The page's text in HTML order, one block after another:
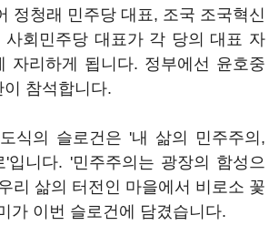
정청래 민주당 대표, 조국 조국혁신
사회민주당 대표가 각 당의 대표 자
자리하게 됩니다. 정부에선 윤호중
참석합니다.
식의 슬로건은 '내 삶의 민주주의,
'입니다. '민주주의는 광장의 함성으
리 삶의 터전인 마을에서 비로소 꽃
가 이번 슬로건에 담겼습니다.